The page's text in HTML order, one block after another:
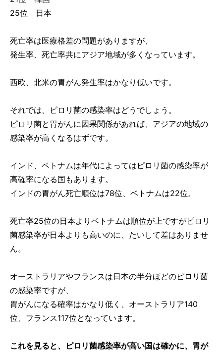
25位 日本
死亡率は医療格差の問題がありますが、
発生率、死亡率共にアジア地域が多くなっています。
西欧、北米の胃がん発生率はかなり低いです。
それでは、ピロリ菌の感染率はどうでしょう。
ピロリ菌と胃がんに因果関係があれば、アジアの地域の
感染率が高くなるはずです。
インド、ベトナムは年代によってはピロリ菌の感染率が
高確率になる国もあります。
インドの胃がん死亡順位は78位、ベトナムは22位。
死亡率25位の日本よりベトナムは順位が上ですがピロリ
菌感染率が日本よりも高いのに、たいして差はありませ
ん。
オーストラリアやフランスは日本の半分ほどのピロリ菌
の感染率ですが、
胃がんになる確率はかなり低く、オーストラリア140
位、フランス117位となっています。
これを見ると、ピロリ菌感染率が高い国は確かに、胃が